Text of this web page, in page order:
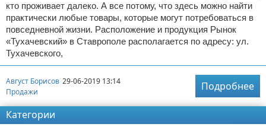
кто проживает далеко. А все потому, что здесь можно найти
практически любые товары, которые могут потребоваться в
повседневной жизни. Расположение и продукция Рынок
«Тухачевский» в Ставрополе располагается по адресу: ул.
Тухачевского,
Август Борисов 29-06-2019 13:14
Продажи
Подробнее
Категории